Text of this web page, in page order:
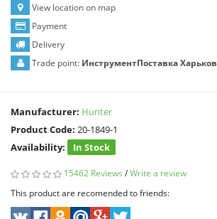
View location on map
Payment
Delivery
Trade point: ИнструментПоставка Харьков
Manufacturer: Hunter
Product Code: 20-1849-1
Availability:
In Stock
15462 Reviews /Write a review
This product are recomended to friends: